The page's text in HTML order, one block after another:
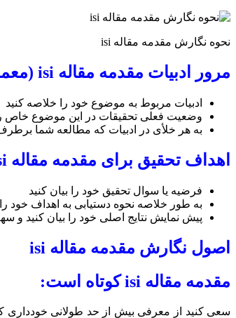
نحوه نگارش مقدمه مقاله isi
مرور ادبیات مقدمه مقاله isi (معمولاً چند پاراگراف است):
ادبیات مربوط به موضوع خود را خلاصه کنید
وضعیت فعلی تحقیقات در این موضوع خاص
به هر خلأی در ادبیات که مطالعه شما
اهداف تحقیق برای مقدمه مقاله isi (معمولاً یک پاراگراف است)
فرضیه یا سوال تحقیق خود را بیان کنید
به طور خلاصه نحوه دستیابی به اهداف خود را
پیش نمایش نتایج اصلی خود را بیان کنید و
اصول نگارش مقدمه مقاله isi
مقدمه مقاله isi کوتاه است: